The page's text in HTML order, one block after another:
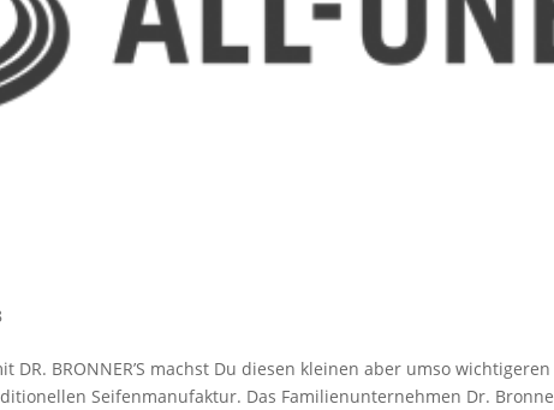
DR. BRONNER’S machst Du diesen kleinen aber umso
Seifenmanufaktur. Das Familienunternehmen Dr.